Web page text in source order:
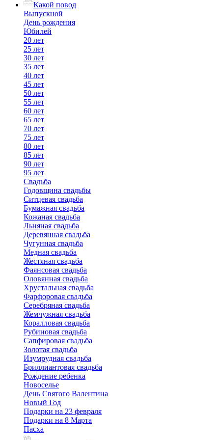
Какой повод
Выпускной
День рождения
Юбилей
20 лет
25 лет
30 лет
35 лет
40 лет
45 лет
50 лет
55 лет
60 лет
65 лет
70 лет
75 лет
80 лет
85 лет
90 лет
95 лет
Свадьба
Годовщина свадьбы
Ситцевая свадьба
Бумажная свадьба
Кожаная свадьба
Льняная свадьба
Деревянная свадьба
Чугунная свадьба
Медная свадьба
Жестяная свадьба
Фаянсовая свадьба
Оловянная свадьба
Хрустальная свадьба
Фарфоровая свадьба
Серебряная свадьба
Жемчужная свадьба
Коралловая свадьба
Рубиновая свадьба
Сапфировая свадьба
Золотая свадьба
Изумрудная свадьба
Бриллиантовая свадьба
Рождение ребенка
Новоселье
День Святого Валентина
Новый Год
Подарки на 23 февраля
Подарки на 8 Марта
Пасха